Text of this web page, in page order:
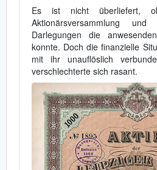
Es ist nicht überliefert,
Aktionärsversammlung
Darlegungen die
konnte. Doch die finanzielle
mit ihr unauflöslich
verschlechterte sich rasant.